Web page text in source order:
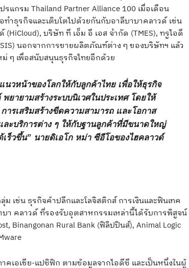
กรม Thailand Partner Alliance 100 เมื่อเดือน
ำธุรกิจและเติบโตไปด้วยกันกับอาลีบาบาคลาวด์ เช่น
บริษัท ที เอ็ม อี เอส จำกัด (TMES), ทรูไอดี
นอกจากการขายผลิตภัณฑ์ต่าง ๆ ของบริษัทฯ แล้ว
ๆ เพื่อสนับสนุนธุรกิจไทยอีกด้วย
วหน้าของโลกให้กับลูกค้าไทย เพื่อให้ธุรกิจ
ยายามสร้างระบบนิเวศในประเทศ โดยให้
ารเสริมสร้างขีดความสามารถ และโอกาส
ะบริการต่าง ๆ ให้กับฐานลูกค้าที่มีขนาดใหญ่
ร็วขึ้น” นายดิเอโก หม่า ซีอีโอของไฮคลาวด์
ช่น ธุรกิจค้าปลีกและโลจิสติกส์ การเงินและฟินเทค
คลาวด์ ที่รองรับอุตสาหกรรมเหล่านี้ได้รับการพิสูจน์
Binangonan Rural Bank (ฟิลิปปินส์), Animal Logic
เอเชีย-แปซิฟิก ตามข้อมูลจากไอดีซี และเป็นหนึ่งในผู้